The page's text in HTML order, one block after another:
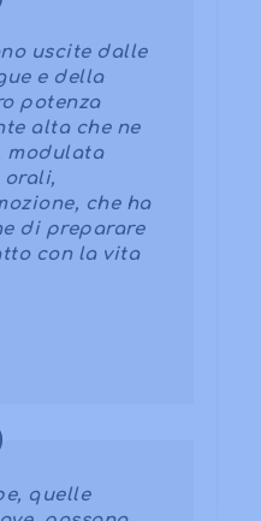
uscite dalle
e della
potenza
alta che ne
modulata
orali,
che ha
di preparare
con la vita
quelle